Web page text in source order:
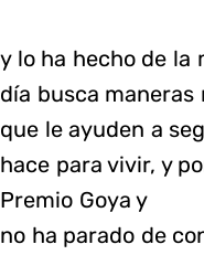
y lo ha hecho de la
día busca maneras
que le ayuden a
hace para vivir, y
Premio Goya y
no ha parado de